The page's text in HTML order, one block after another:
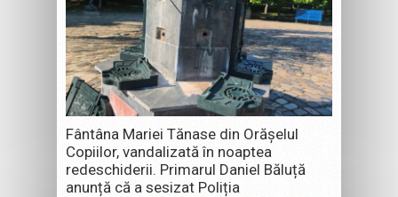
Fântâna Mariei Tănase din Orășelul
Copiilor, vandalizată în noaptea
redeschiderii. Primarul Daniel Băluță
anunță că a sesizat Poliția